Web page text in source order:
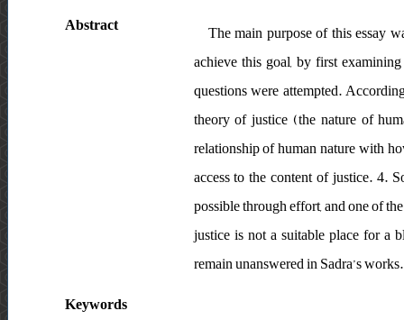
Abstract
The main purpose of this essay
achieve this goal, by first
questions were attempted.
theory of justice (the nature of
relationship of human nature with
access to the content of justice. 4.
possible through effort, and one of
justice is not a suitable place for a
remain unanswered in Sadra’s works.
Keywords